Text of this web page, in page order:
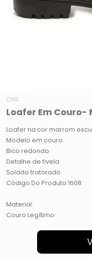
CNS
Loafer Em Couro-
Loafer na cor marrom
Modelo em couro.
Bico redondo.
Detalhe de fivela.
Solado tratorado.
Código Do Produto:1608
Material:
Couro Legítimo